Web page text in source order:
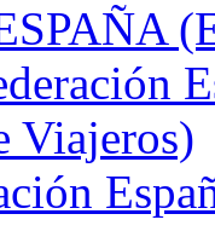
Viajeros)